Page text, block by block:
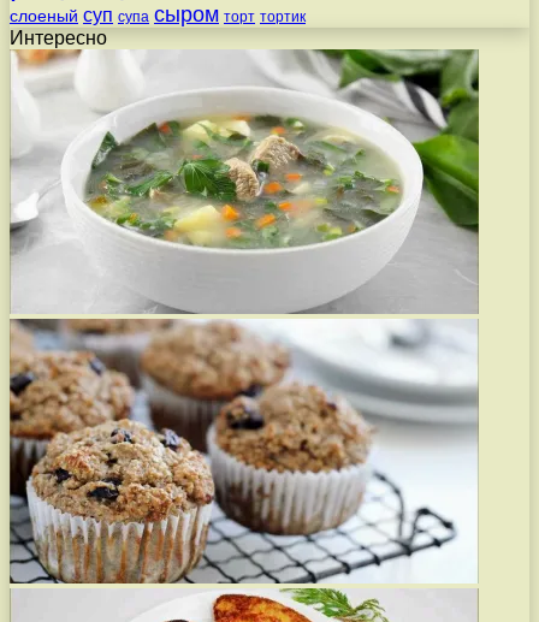
слоеный суп супа сыром торт тортик
Интересно